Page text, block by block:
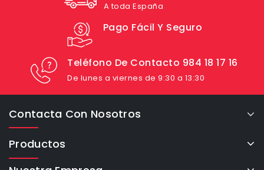
A toda España
Pago Fácil Y Seguro
Teléfono De Contacto 984 18 17 16
De lunes a viernes de 9:30 a 13:30
Contacta Con Nosotros
Productos